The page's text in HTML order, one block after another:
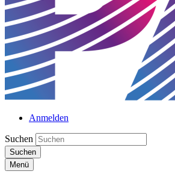
Anmelden
Suchen
Suchen
Menü